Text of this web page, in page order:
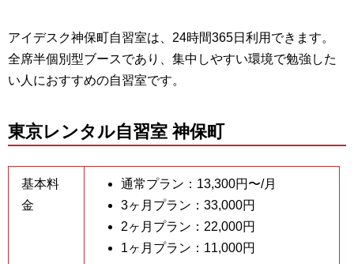
アイデスク神保町自習室は、24時間365日利用できます。
全席半個別型ブースであり、集中しやすい環境で勉強した
い人におすすめの自習室です。
東京レンタル自習室 神保町
基本料
金
通常プラン：13,300円〜/月
3ヶ月プラン：33,000円
2ヶ月プラン：22,000円
1ヶ月プラン：11,000円